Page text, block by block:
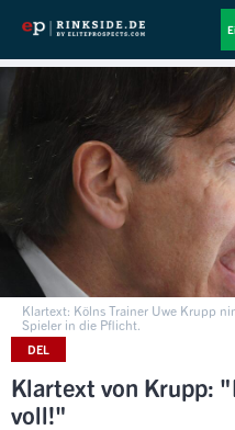
Klartext: Kölns Trainer Uwe Krupp
Spieler in die Pflicht.
DEL
Klartext von Krupp:
voll!"